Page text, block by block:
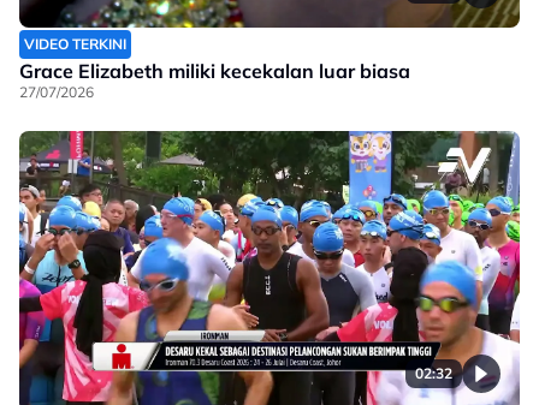
VIDEO TERKINI
Grace Elizabeth miliki kecekalan luar biasa
27/07/2026
02:32